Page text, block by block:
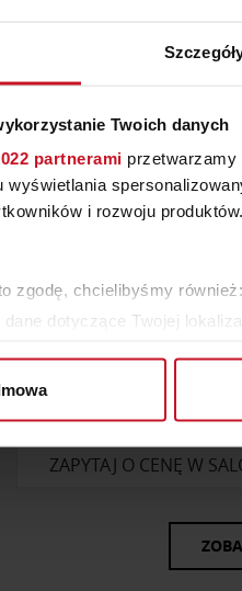
Twoich danych
partnerami przetwarzamy
wyświetlania
i rozwoju
zgodę, chcielibyśmy również:
dotyczące Twojej
odnośnie tego, jak Twoje
Partnerzy mogą
W
ZAPYTAJ O CENĘ W